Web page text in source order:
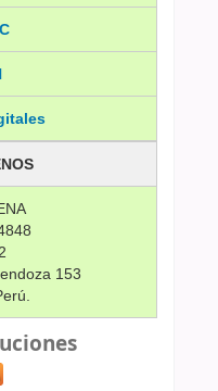
153